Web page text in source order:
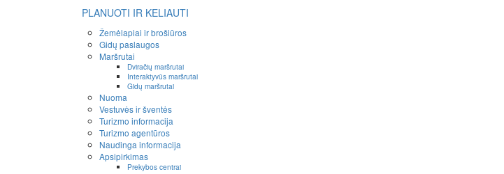
PLANUOTI IR KELIAUTI
Žemėlapiai ir brošiūros
Gidų paslaugos
Maršrutai
Dviračių maršrutai
Interaktyvūs maršrutai
Gidų maršrutai
Nuoma
Vestuvės ir šventės
Turizmo informacija
Turizmo agentūros
Naudinga informacija
Apsipirkimas
Prekybos centrai